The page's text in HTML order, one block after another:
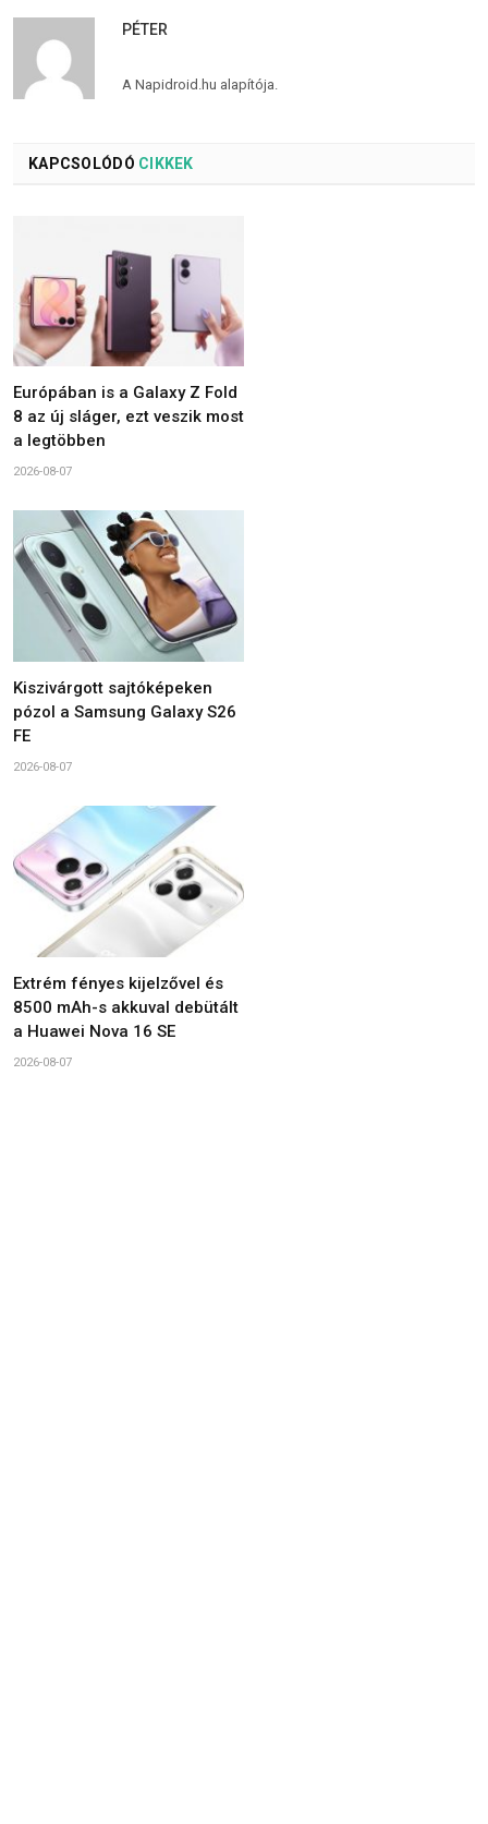
PÉTER
A Napidroid.hu alapítója.
KAPCSOLÓDÓ CIKKEK
Európában is a Galaxy Z Fold
8 az új sláger, ezt veszik most
a legtöbben
2026-08-07
Kiszivárgott sajtóképeken
pózol a Samsung Galaxy S26
FE
2026-08-07
Extrém fényes kijelzővel és
8500 mAh-s akkuval debütált
a Huawei Nova 16 SE
2026-08-07